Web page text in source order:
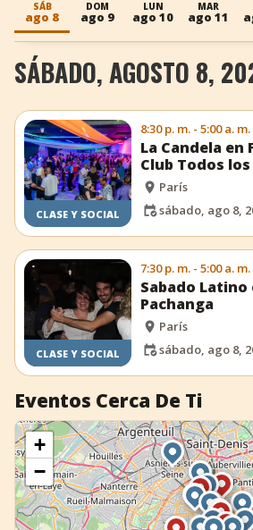
+ Añadir evento
SÁB
ago 8
DOM
ago 9
LUN
ago 10
MAR
ago 11
SÁBADO, AGOSTO 8,
CLASE Y SOCIAL
8:30 p. m. - 5:00 a. m.
La Candela en
Club Todos
París
sábado, ago 8,
CLASE Y SOCIAL
7:30 p. m. - 5:00 a. m.
Sabado Latino
Pachanga
París
sábado, ago 8,
Eventos Cerca De Ti
+
−